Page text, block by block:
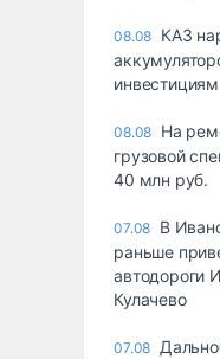
08.08 КАЗ
08.08 На
грузовой
40 млн руб.
07.08 В
раньше
автодороги
Кулачево
07.08